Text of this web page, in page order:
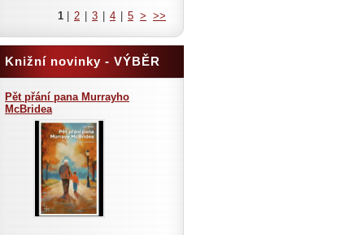
1 2 3 4 5 > >>
Knižní novinky - VÝBĚR
Pět přání pana Murrayho
McBridea